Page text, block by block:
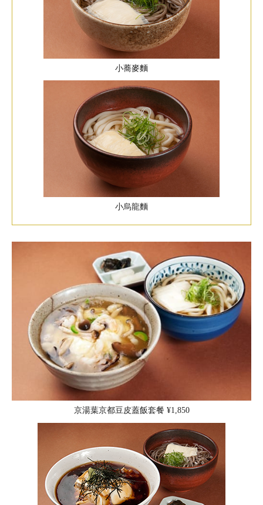
小蕎麥麵
小烏龍麵
京湯葉京都豆皮蓋飯套餐 ¥1,850